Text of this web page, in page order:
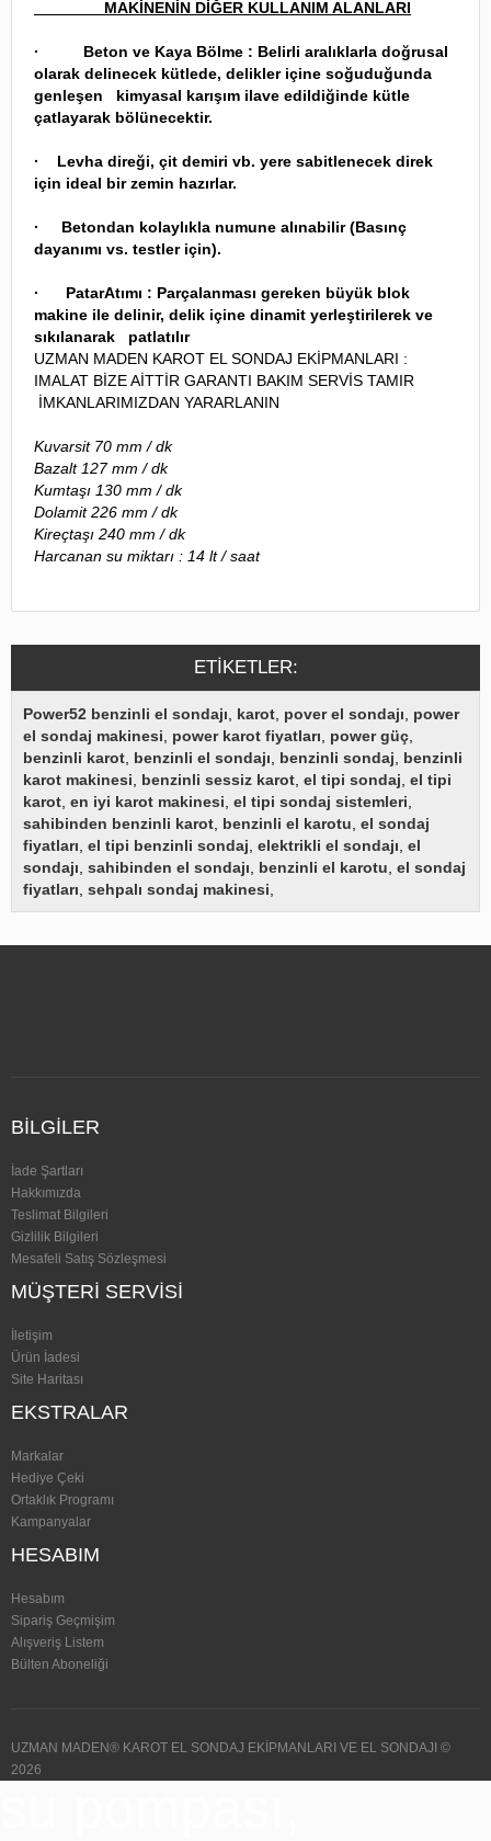
MAKİNENİN DİĞER KULLANIM ALANLARI
· Beton ve Kaya Bölme : Belirli aralıklarla doğrusal
olarak delinecek kütlede, delikler içine soğuduğunda
genleşen kimyasal karışım ilave edildiğinde kütle
çatlayarak bölünecektir.
· Levha direği, çit demiri vb. yere sabitlenecek direk
için ideal bir zemin hazırlar.
· Betondan kolaylıkla numune alınabilir (Basınç
dayanımı vs. testler için).
· PatarAtımı : Parçalanması gereken büyük blok
makine ile delinir, delik içine dinamit yerleştirilerek ve
sıkılanarak patlatılır
UZMAN MADEN KAROT EL SONDAJ EKİPMANLARI :
IMALAT BİZE AİTTİR GARANTI BAKIM SERVİS TAMIR
İMKANLARIMIZDAN YARARLANIN
Kuvarsit 70 mm / dk
Bazalt 127 mm / dk
Kumtaşı 130 mm / dk
Dolamit 226 mm / dk
Kireçtaşı 240 mm / dk
Harcanan su miktarı : 14 lt / saat
ETIKETLER:
Power52 benzinli el sondajı, karot, pover el sondajı, power
el sondaj makinesi, power karot fiyatları, power güç,
benzinli karot, benzinli el sondajı, benzinli sondaj, benzinli
karot makinesi, benzinli sessiz karot, el tipi sondaj, el tipi
karot, en iyi karot makinesi, el tipi sondaj sistemleri,
sahibinden benzinli karot, benzinli el karotu, el sondaj
fiyatları, el tipi benzinli sondaj, elektrikli el sondajı, el
sondajı, sahibinden el sondajı, benzinli el karotu, el sondaj
fiyatları, sehpalı sondaj makinesi,
BILGILER
İade Şartları
Hakkımızda
Teslimat Bilgileri
Gizlilik Bilgileri
Mesafeli Satış Sözleşmesi
MÜŞTERI SERVISI
İletişim
Ürün İadesi
Site Haritası
EKSTRALAR
Markalar
Hediye Çeki
Ortaklık Programı
Kampanyalar
HESABIM
Hesabım
Sipariş Geçmişim
Alışveriş Listem
Bülten Aboneliği
UZMAN MADEN® KAROT EL SONDAJ EKİPMANLARI VE EL SONDAJI ©
2026